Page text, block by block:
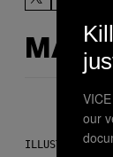
MÁS
ILLUSTRATION
our